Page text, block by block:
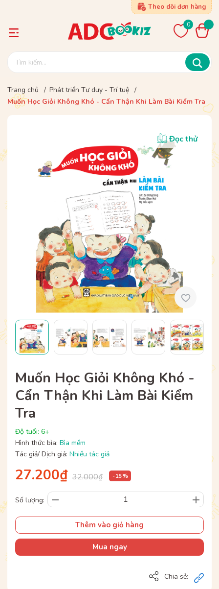
Theo dõi đơn hàng
0
Trang chủ / Phát triển Tư duy - Trí tuệ /
Muốn Học Giỏi Không Khó - Cẩn Thận Khi Làm Bài Kiểm Tra
Đọc thử
Muốn Học Giỏi Không Khó -
Cẩn Thận Khi Làm Bài Kiểm
Tra
Độ tuổi: 6+
Hình thức bìa: Bìa mềm
Tác giả/ Dịch giả: Nhiều tác giả
27.200₫ 32.000₫ - 15 %
Số lượng:
Thêm vào giỏ hàng
Mua ngay
Chia sẻ: